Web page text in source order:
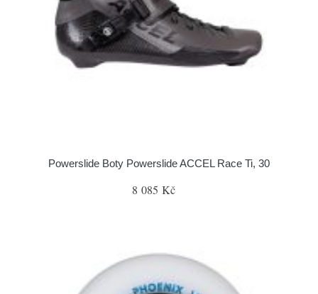
Powerslide Boty Powerslide ACCEL Race Ti, 30
8 085 Kč